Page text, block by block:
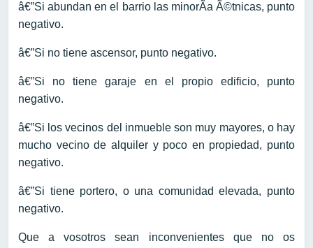
â€”Si abundan en el barrio las minorÃ­a Ã©tnicas, punto
negativo.
â€”Si no tiene ascensor, punto negativo.
â€”Si no tiene garaje en el propio edificio, punto
negativo.
â€”Si los vecinos del inmueble son muy mayores, o hay
mucho vecino de alquiler y poco en propiedad, punto
negativo.
â€”Si tiene portero, o una comunidad elevada, punto
negativo.
Que a vosotros sean inconvenientes que no os